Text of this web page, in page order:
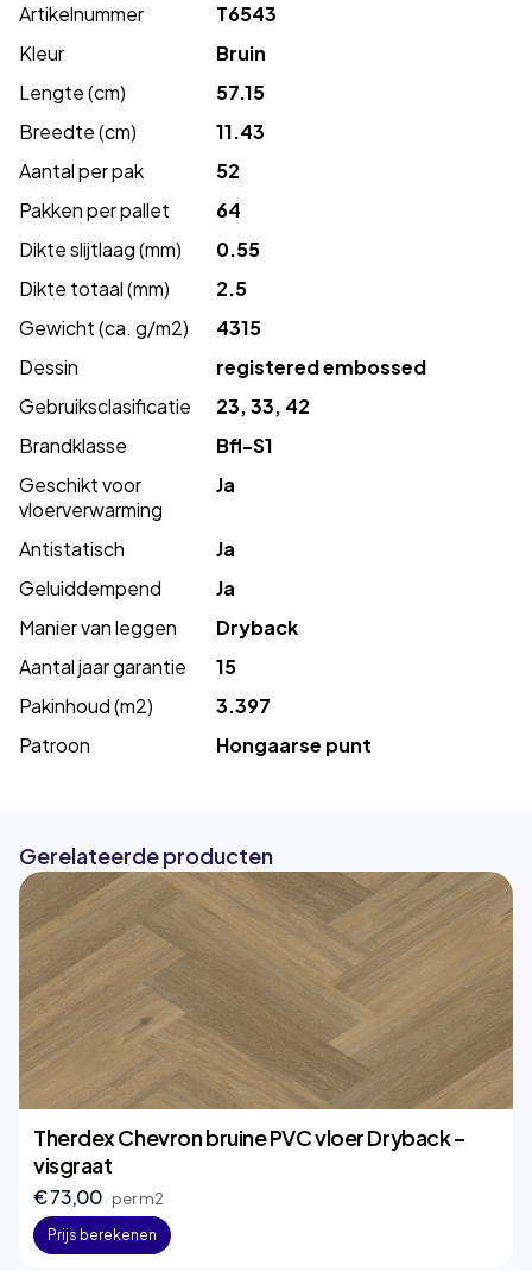
Artikelnummer
T6543
Kleur
Bruin
Lengte (cm)
57.15
Breedte (cm)
11.43
Aantal per pak
52
Pakken per pallet
64
Dikte slijtlaag (mm)
0.55
Dikte totaal (mm)
2.5
Gewicht (ca. g/m2)
4315
Dessin
registered embossed
Gebruiksclasificatie
23, 33, 42
Brandklasse
Bfl-S1
Geschikt voor
vloerverwarming
Ja
Antistatisch
Ja
Geluiddempend
Ja
Manier van leggen
Dryback
Aantal jaar garantie
15
Pakinhoud (m2)
3.397
Patroon
Hongaarse punt
Gerelateerde producten
Therdex Chevron bruine PVC vloer Dryback –
visgraat
€ 73,00 per m2
Prijs berekenen